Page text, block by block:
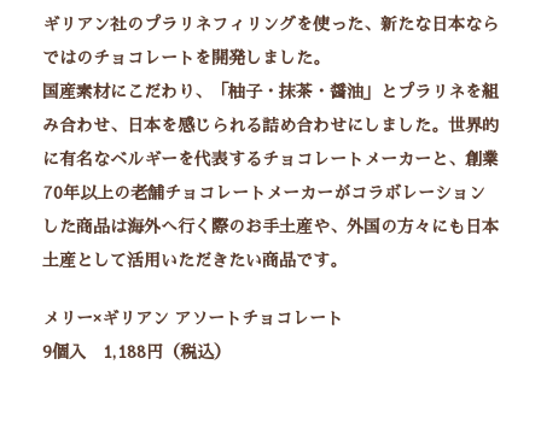
ギリアン社のプラリネフィリングを使った、新たな日本なら
ではのチョコレートを開発しました。
国産素材にこだわり、「柚子・抹茶・醤油」とプラリネを組
み合わせ、日本を感じられる詰め合わせにしました。世界的
に有名なベルギーを代表するチョコレートメーカーと、創業
70年以上の老舗チョコレートメーカーがコラボレーション
した商品は海外へ行く際のお手土産や、外国の方々にも日本
土産として活用いただきたい商品です。
メリー×ギリアン アソートチョコレート
9個入 1,188円（税込）